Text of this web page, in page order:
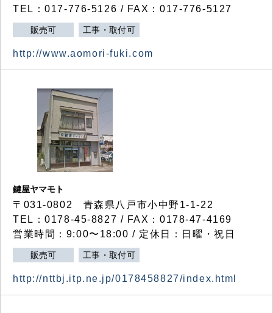
TEL：017-776-5126 / FAX：017-776-5127
販売可 工事・取付可
http://www.aomori-fuki.com
鍵屋ヤマモト
〒031-0802 青森県八戸市小中野1-1-22
TEL：0178-45-8827 / FAX：0178-47-4169
営業時間：9:00〜18:00 / 定休日：日曜・祝日
販売可 工事・取付可
http://nttbj.itp.ne.jp/0178458827/index.html